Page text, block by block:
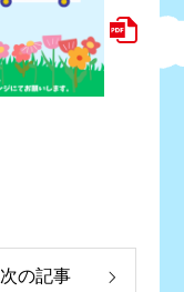
次の記事